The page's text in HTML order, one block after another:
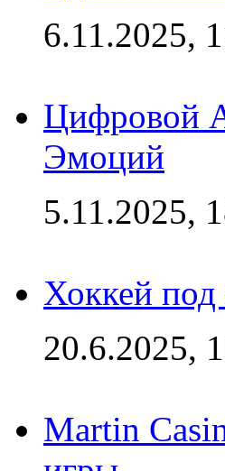
6.11.2025,
Цифровой
Эмоций
5.11.2025,
Хоккей под
20.6.2025,
Martin